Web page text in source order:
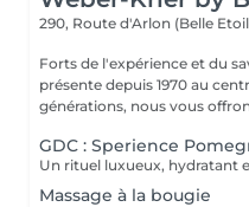
290, Route d'Arlon (Belle
Forts de l'expérience et du
présente depuis 1970 au
générations, nous vous
GDC : Sperience
Massage à la bougie